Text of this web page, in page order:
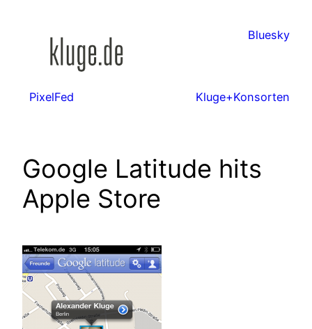
Bluesky
PixelFed Kluge+Konsorten
Google Latitude hits
Apple Store